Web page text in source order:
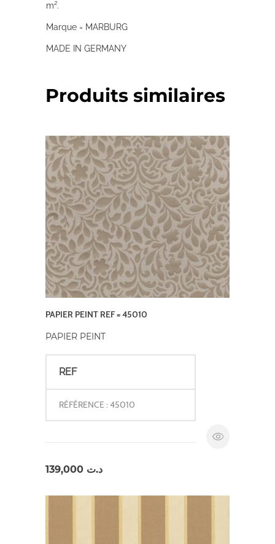
m².
Marque = MARBURG
MADE IN GERMANY
Produits similaires
PAPIER PEINT REF = 45010
PAPIER PEINT
REF
RÉFÉRENCE : 45010
د.ت